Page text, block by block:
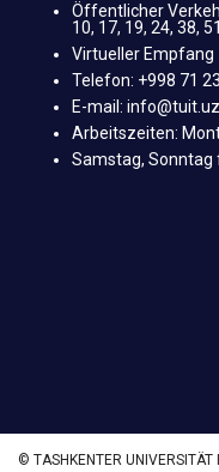
Öffentlicher
10, 17, 19, 24, 38,
Virtueller Empfang
Telefon: +998 71
E-mail: info@tuit.uz
Arbeitszeiten:
Samstag, Sonntag
© TASHKENTER UNIVERSITÄT